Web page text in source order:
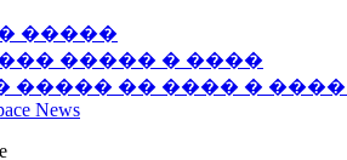
�����
����� � ����
����� �� ���� �
News